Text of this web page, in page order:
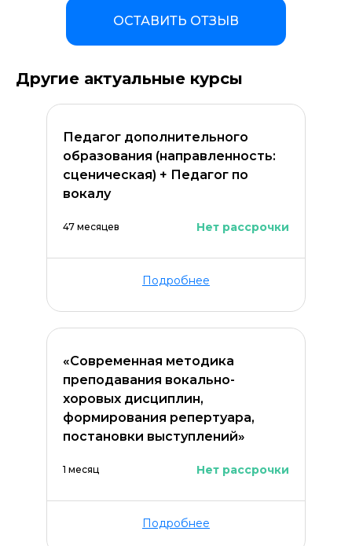
ОСТАВИТЬ ОТЗЫВ
Другие актуальные курсы
Педагог дополнительного
образования (направленность:
сценическая) + Педагог по
вокалу
47 месяцев Нет рассрочки
Подробнее
«Современная методика
преподавания вокально-
хоровых дисциплин,
формирования репертуара,
постановки выступлений»
1 месяц Нет рассрочки
Подробнее
Оставить комментарий